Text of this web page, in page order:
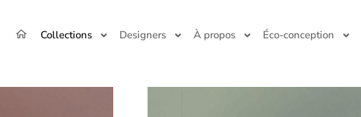
Collections Designers À propos Éco-conception